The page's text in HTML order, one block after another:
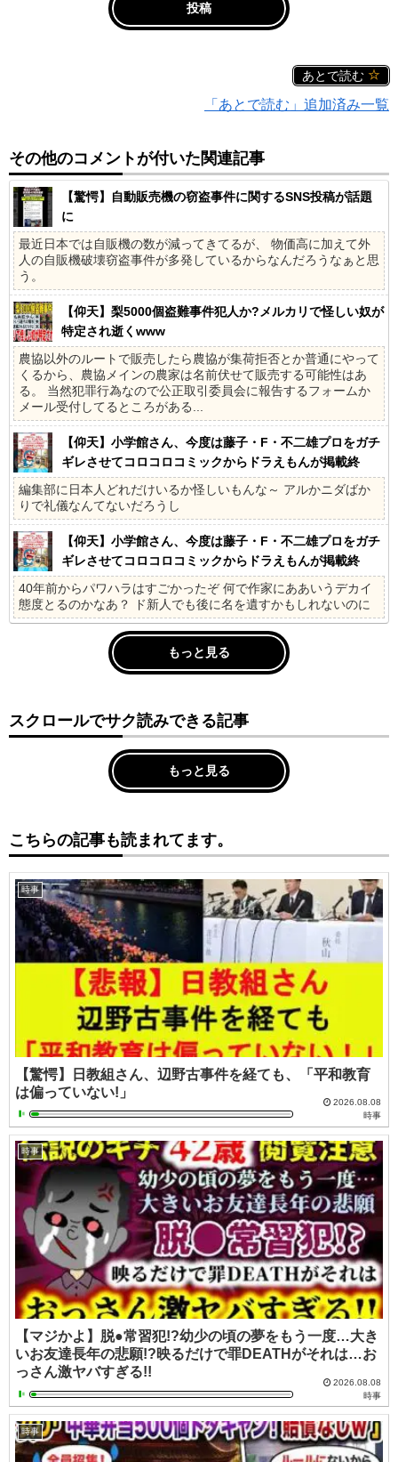
あとで読む
「あとで読む」追加済み一覧
その他のコメントが付いた関連記事
【驚愕】自動販売機の窃盗事件に関するSNS投稿が話題
に
最近日本では自販機の数が減ってきてるが、 物価高に加えて外
人の自販機破壊窃盗事件が多発しているからなんだろうなぁと思
う。
【仰天】梨5000個盗難事件犯人か?メルカリで怪しい奴が
特定され逝くwww
農協以外のルートで販売したら農協が集荷拒否とか普通にやって
くるから、農協メインの農家は名前伏せて販売する可能性はあ
る。 当然犯罪行為なので公正取引委員会に報告するフォームか
メール受付してるところがある...
【仰天】小学館さん、今度は藤子・F・不二雄プロをガチ
ギレさせてコロコロコミックからドラえもんが掲載終
了、小学館幹部3人が更迭&出勤禁止になってしまう
編集部に日本人どれだけいるか怪しいもんな～ アルかニダばか
りで礼儀なんてないだろうし
【仰天】小学館さん、今度は藤子・F・不二雄プロをガチ
ギレさせてコロコロコミックからドラえもんが掲載終
了、小学館幹部3人が更迭&出勤禁止になってしまう
40年前からパワハラはすごかったぞ 何で作家にああいうデカイ
態度とるのかなあ？ ド新人でも後に名を遺すかもしれないのに
もっと見る
スクロールでサク読みできる記事
もっと見る
こちらの記事も読まれてます。
時事
【驚愕】日教組さん、辺野古事件を経ても、「平和教育
は偏っていない!」
2026.08.08
時事
時事
【マジかよ】脱●常習犯!?幼少の頃の夢をもう一度…大き
いお友達長年の悲願!?映るだけで罪DEATHがそれは…お
っさん激ヤバすぎる!!
2026.08.08
時事
時事